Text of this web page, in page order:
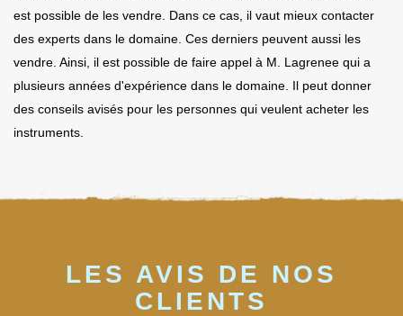
est possible de les vendre. Dans ce cas, il vaut mieux contacter
des experts dans le domaine. Ces derniers peuvent aussi les
vendre. Ainsi, il est possible de faire appel à M. Lagrenee qui a
plusieurs années d'expérience dans le domaine. Il peut donner
des conseils avisés pour les personnes qui veulent acheter les
instruments.
LES AVIS DE NOS
CLIENTS